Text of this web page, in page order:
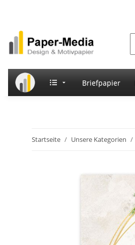
Briefpapier
Startseite Unsere Kategorien